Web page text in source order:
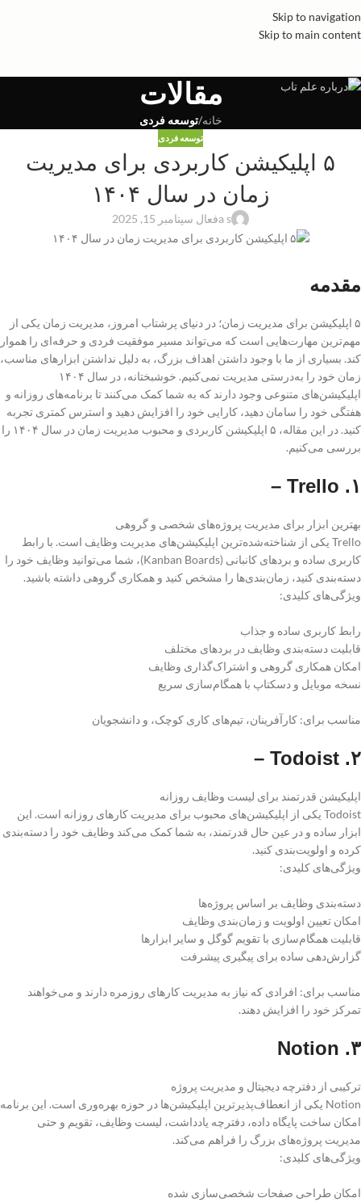
Skip to navigation
Skip to main content
مقالات
خانه/توسعه فردی
توسعه فردی
۵ اپلیکیشن کاربردی برای مدیریت
زمان در سال ۱۴۰۴
a sفعال سپتامبر 15, 2025
مقدمه
۵ اپلیکیشن برای مدیریت زمان؛ در دنیای پرشتاب امروز، مدیریت زمان یکی از
مهم‌ترین مهارت‌هایی است که می‌تواند مسیر موفقیت فردی و حرفه‌ای را هموار
کند. بسیاری از ما با وجود داشتن اهداف بزرگ، به دلیل نداشتن ابزارهای مناسب،
زمان خود را به‌درستی مدیریت نمی‌کنیم. خوشبختانه، در سال ۱۴۰۴
اپلیکیشن‌های متنوعی وجود دارند که به شما کمک می‌کنند تا برنامه‌های روزانه و
هفتگی خود را سامان دهید، کارایی خود را افزایش دهید و استرس کمتری تجربه
کنید. در این مقاله، ۵ اپلیکیشن کاربردی و محبوب مدیریت زمان در سال ۱۴۰۴ را
بررسی می‌کنیم.
۱. Trello –
بهترین ابزار برای مدیریت پروژه‌های شخصی و گروهی
Trello یکی از شناخته‌شده‌ترین اپلیکیشن‌های مدیریت وظایف است. با رابط
کاربری ساده و بردهای کانبانی (Kanban Boards)، شما می‌توانید وظایف خود را
دسته‌بندی کنید، زمان‌بندی‌ها را مشخص کنید و همکاری گروهی داشته باشید.
ویژگی‌های کلیدی:
رابط کاربری ساده و جذاب
قابلیت دسته‌بندی وظایف در بردهای مختلف
امکان همکاری گروهی و اشتراک‌گذاری وظایف
نسخه موبایل و دسکتاپ با همگام‌سازی سریع
مناسب برای: کارآفرینان، تیم‌های کاری کوچک، و دانشجویان
۲. Todoist –
اپلیکیشن قدرتمند برای لیست وظایف روزانه
Todoist یکی از اپلیکیشن‌های محبوب برای مدیریت کارهای روزانه است. این
ابزار ساده و در عین حال قدرتمند، به شما کمک می‌کند وظایف خود را دسته‌بندی
کرده و اولویت‌بندی کنید.
ویژگی‌های کلیدی:
دسته‌بندی وظایف بر اساس پروژه‌ها
امکان تعیین اولویت و زمان‌بندی وظایف
قابلیت همگام‌سازی با تقویم گوگل و سایر ابزارها
گزارش‌دهی ساده برای پیگیری پیشرفت
مناسب برای: افرادی که نیاز به مدیریت کارهای روزمره دارند و می‌خواهند
تمرکز خود را افزایش دهند.
۳. Notion
ترکیبی از دفترچه دیجیتال و مدیریت پروژه
Notion یکی از انعطاف‌پذیرترین اپلیکیشن‌ها در حوزه بهره‌وری است. این برنامه
امکان ساخت پایگاه داده، دفترچه یادداشت، لیست وظایف، تقویم و حتی
مدیریت پروژه‌های بزرگ را فراهم می‌کند.
ویژگی‌های کلیدی:
امکان طراحی صفحات شخصی‌سازی شده